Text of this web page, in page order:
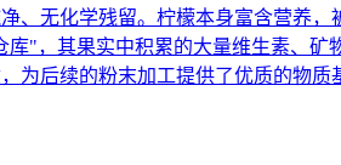
、无化学残留。柠檬本身富含营养，
库"，其果实中积累的大量维生素、矿
为后续的粉末加工提供了优质的物质